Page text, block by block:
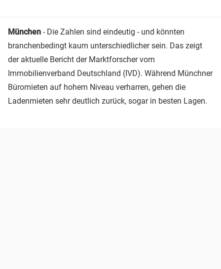
München - Die Zahlen sind eindeutig - und könnten
branchenbedingt kaum unterschiedlicher sein. Das zeigt
der aktuelle Bericht der Marktforscher vom
Immobilienverband Deutschland (IVD). Während Münchner
Büromieten auf hohem Niveau verharren, gehen die
Ladenmieten sehr deutlich zurück, sogar in besten Lagen.